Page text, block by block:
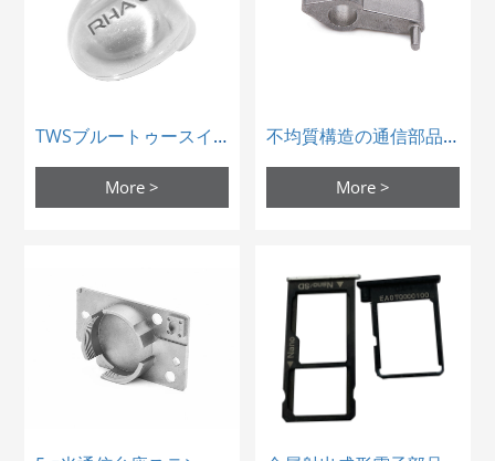
TWSブルートゥースイヤホン粉末冶金不均質構造部品
More >
不均質構造の通信部品に用いられるステンレス鋼金属粉末冶金
More >